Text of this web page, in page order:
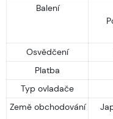
Balení
Osvědčení
Platba
Typ ovladače
Země obchodování